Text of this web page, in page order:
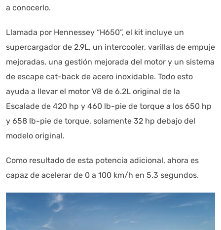
a conocerlo.
Llamada por Hennessey “H650”, el kit incluye un
supercargador de 2.9L, un intercooler, varillas de empuje
mejoradas, una gestión mejorada del motor y un sistema
de escape cat-back de acero inoxidable. Todo esto
ayuda a llevar el motor V8 de 6.2L original de la
Escalade de 420 hp y 460 lb-pie de torque a los 650 hp
y 658 lb-pie de torque, solamente 32 hp debajo del
modelo original.
Como resultado de esta potencia adicional, ahora es
capaz de acelerar de 0 a 100 km/h en 5.3 segundos.